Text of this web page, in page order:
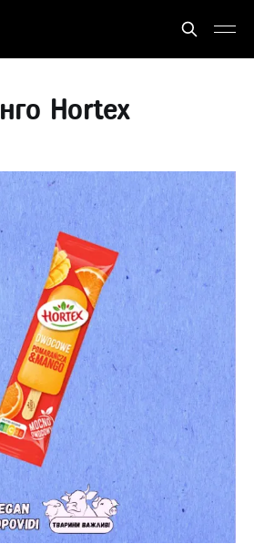
Hortex